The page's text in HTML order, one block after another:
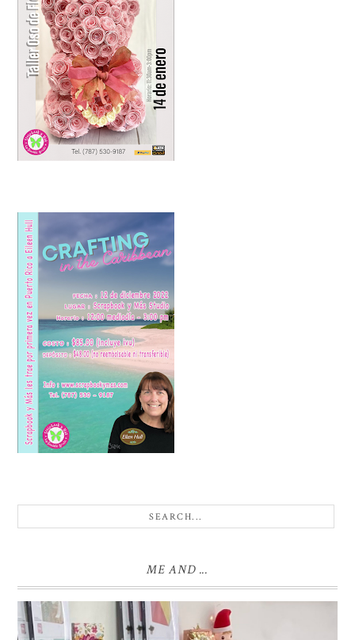
ME AND ...